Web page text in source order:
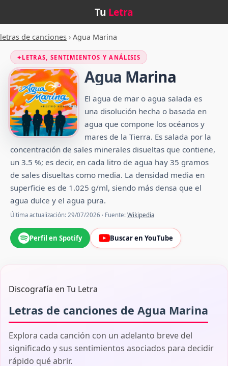
Tu Letra
letras de canciones › Agua Marina
✦LETRAS, SENTIMIENTOS Y ANÁLISIS
Agua Marina
El agua de mar o agua salada es
una disolución hecha o basada en
agua que compone los océanos y
mares de la Tierra. Es salada por la
concentración de sales minerales disueltas que contiene,
un 3.5 %; es decir, en cada litro de agua hay 35 gramos
de sales disueltas como media. La densidad media en
superficie es de 1.025 g/ml, siendo más densa que el
agua dulce y el agua pura.
Última actualización: 29/07/2026 · Fuente: Wikipedia
Perfil en Spotify Buscar en YouTube
Discografía en Tu Letra
Letras de canciones de Agua Marina
Explora cada canción con un adelanto breve del
significado y sus sentimientos asociados para decidir
rápido qué abrir.